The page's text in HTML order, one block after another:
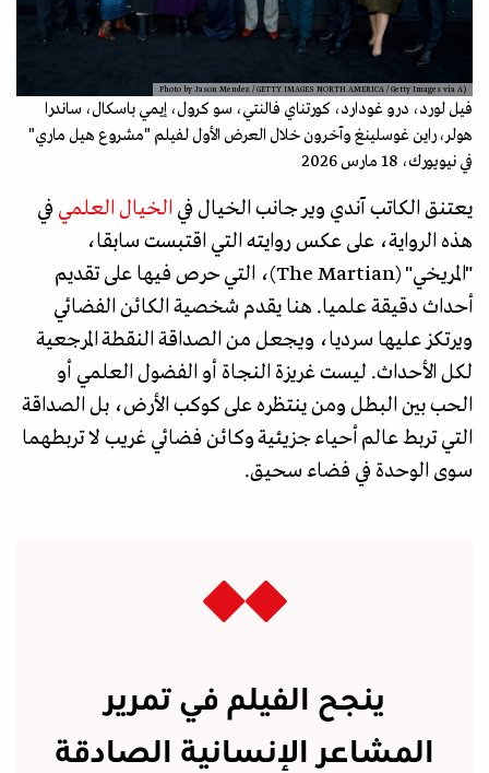
(Photo by Jason Mendez / GETTY IMAGES NORTH AMERICA / Getty Images via A
فيل لورد، درو غودارد، كورتناي فالنتي، سو كرول، إيمي باسكال، ساندرا
هولر، راين غوسلينغ وآخرون خلال العرض الأول لفيلم "مشروع هيل ماري"
في نيويورك، 18 مارس 2026
يعتنق الكاتب آندي وير جانب الخيال في الخيال العلمي في
هذه الرواية، على عكس روايته التي اقتبست سابقا،
"المريخي" (The Martian)، التي حرص فيها على تقديم
أحداث دقيقة علميا. هنا يقدم شخصية الكائن الفضائي
ويرتكز عليها سرديا، ويجعل من الصداقة النقطة المرجعية
لكل الأحداث. ليست غريزة النجاة أو الفضول العلمي أو
الحب بين البطل ومن ينتظره على كوكب الأرض، بل الصداقة
التي تربط عالم أحياء جزيئية وكائن فضائي غريب لا تربطهما
سوى الوحدة في فضاء سحيق.
ينجح الفيلم في تمرير
المشاعر الإنسانية الصادقة